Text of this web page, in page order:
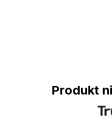
Produkt